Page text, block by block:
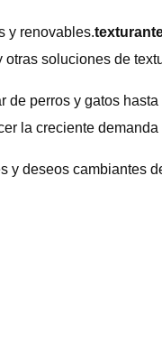
y renovables.
soluciones de
perros y gatos
la creciente
deseos cambiantes